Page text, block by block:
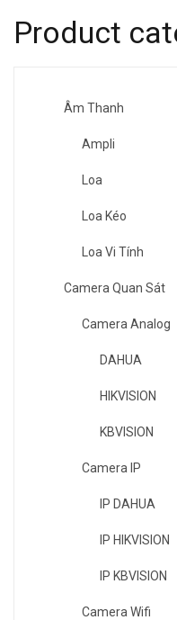
Product
Âm Thanh
Ampli
Loa
Loa Kéo
Loa Vi Tính
Camera Quan Sát
Camera Analog
DAHUA
HIKVISION
KBVISION
Camera IP
IP DAHUA
IP HIKVISION
IP KBVISION
Camera Wifi